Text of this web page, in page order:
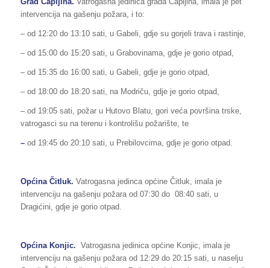
intervencija na gašenju požara, i to:
– od 12:20 do 13:10 sati, u Gabeli, gdje su gorjeli trava i rastinje,
– od 15:00 do 15:20 sati, u Grabovinama, gdje je gorio otpad,
– od 15:35 do 16:00 sati, u Gabeli, gdje je gorio otpad,
– od 18:00 do 18:20 sati, na Modriču, gdje je gorio otpad,
– od 19:05 sati, požar u Hutovo Blatu, gori veća površina trske,
vatrogasci su na terenu i kontrolišu požarište, te
– od 19:45 do 20:10 sati, u Prebilovcima, gdje je gorio otpad.
Općina Čitluk. Vatrogasna jedinca općine Čitluk, imala je
intervenciju na gašenju požara od 07:30 do 08:40 sati, u
Dragićini, gdje je gorio otpad.
Općina Konjic. Vatrogasna jedinica općine Konjic, imala je
intervenciju na gašenju požara od 12:29 do 20:15 sati, u naselju